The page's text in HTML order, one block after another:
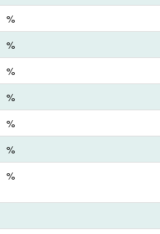
%
%
%
%
%
%
%